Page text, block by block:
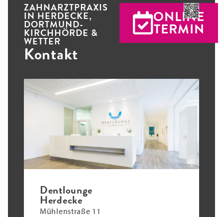
ZAHNARZTPRAXIS
IN HERDECKE,
DORTMUND-
KIRCHHÖRDE &
WETTER
Kontakt
ONLINE
TERMIN
Dentlounge
Herdecke
Mühlenstraße 11